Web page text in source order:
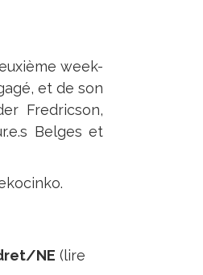
week-
et de son
Fredricson,
Belges et
NE (lire